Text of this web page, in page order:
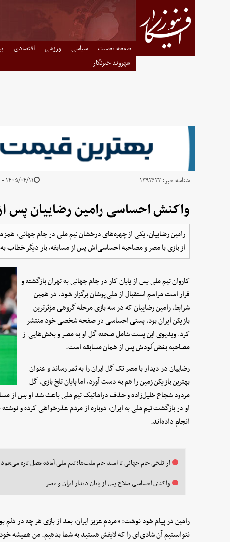
صفحه نخست سیاسی ورزشی اقتصادی
شهروند خبرنگار
شناسه خبر:۱۳۹۲۶۲۲ ۱۴۰۵/۰۴/۱۱ - ۰۷:۱۰
واکنش احساسی رامین رضاییان پس
رامین رضاییان، یکی از چهره‌های درخشان تیم ملی در جام جهانی،
از بازی با مصر و مصاحبه احساسی‌اش پس از مسابقه، بار دیگر خطاب
کاروان تیم ملی پس از پایان کار در جام جهانی به تهران بازگشته و
قرار است مراسم استقبال از ملی‌پوشان برگزار شود. در همین
شرایط، رامین رضاییان که در سه بازی مرحله گروهی مؤثرترین
بازیکن ایران بود، پستی احساسی در صفحه شخصی خود منتشر
کرد. ویدیوی این پست شامل صحنه گل او به مصر و بخش‌هایی از
مصاحبه بغض‌آلودش پس از همان مسابقه است.
رضاییان در دیدار با مصر تک گل ایران را به ثمر رساند و عنوان
بهترین بازیکن زمین را هم به دست آورد، اما پایان تلخ بازی، گل
مردود شجاع خلیل‌زاده و حذف دراماتیک تیم ملی باعث شد او پس از
او در بازگشت تیم ملی به ایران، دوباره از مردم عذرخواهی کرده و
انجام داده‌اند.
از تلخی جام جهانی تا امید جام ملت‌ها؛ تیم ملی آماده فصل تازه می‌شود
واکنش احساسی صلاح پس از پایان دیدار ایران و مصر
رامین در پیام خود نوشت: «مردم عزیز ایران، بعد از بازی هر چه در
نتوانستیم آن شادی‌ای را که لایقش هستید به شما بدهیم. من همیشه